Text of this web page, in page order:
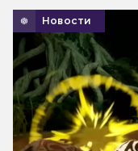
Новости